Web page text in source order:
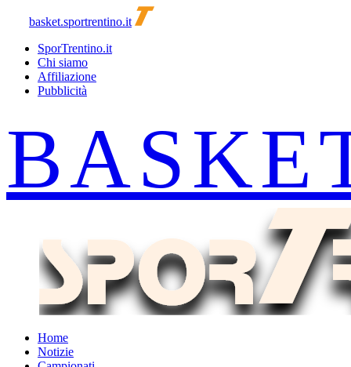
basket.sportrentino.it
SporTrentino.it
Chi siamo
Affiliazione
Pubblicità
Home
Notizie